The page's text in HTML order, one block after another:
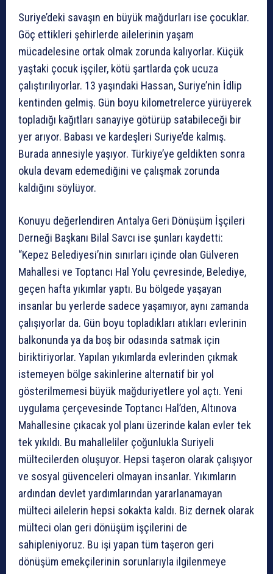
Suriye’deki savaşın en büyük mağdurları ise çocuklar.
Göç ettikleri şehirlerde ailelerinin yaşam
mücadelesine ortak olmak zorunda kalıyorlar. Küçük
yaştaki çocuk işçiler, kötü şartlarda çok ucuza
çalıştırılıyorlar. 13 yaşındaki Hassan, Suriye’nin İdlip
kentinden gelmiş. Gün boyu kilometrelerce yürüyerek
topladığı kağıtları sanayiye götürüp satabileceği bir
yer arıyor. Babası ve kardeşleri Suriye’de kalmış.
Burada annesiyle yaşıyor. Türkiye’ye geldikten sonra
okula devam edemediğini ve çalışmak zorunda
kaldığını söylüyor.
Konuyu değerlendiren Antalya Geri Dönüşüm İşçileri
Derneği Başkanı Bilal Savcı ise şunları kaydetti:
“Kepez Belediyesi’nin sınırları içinde olan Gülveren
Mahallesi ve Toptancı Hal Yolu çevresinde, Belediye,
geçen hafta yıkımlar yaptı. Bu bölgede yaşayan
insanlar bu yerlerde sadece yaşamıyor, aynı zamanda
çalışıyorlar da. Gün boyu topladıkları atıkları evlerinin
balkonunda ya da boş bir odasında satmak için
biriktiriyorlar. Yapılan yıkımlarda evlerinden çıkmak
istemeyen bölge sakinlerine alternatif bir yol
gösterilmemesi büyük mağduriyetlere yol açtı. Yeni
uygulama çerçevesinde Toptancı Hal’den, Altınova
Mahallesine çıkacak yol planı üzerinde kalan evler tek
tek yıkıldı. Bu mahalleliler çoğunlukla Suriyeli
mültecilerden oluşuyor. Hepsi taşeron olarak çalışıyor
ve sosyal güvenceleri olmayan insanlar. Yıkımların
ardından devlet yardımlarından yararlanamayan
mülteci ailelerin hepsi sokakta kaldı. Biz dernek olarak
mülteci olan geri dönüşüm işçilerini de
sahipleniyoruz. Bu işi yapan tüm taşeron geri
dönüşüm emekçilerinin sorunlarıyla ilgilenmeye